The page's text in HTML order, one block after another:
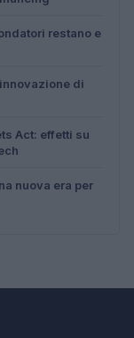
restano e
di
Act: effetti su
nuova era per